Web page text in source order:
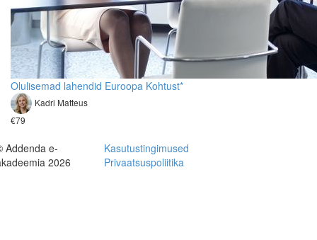
Olulisemad lahendid Euroopa Kohtust*
Kadri Matteus
€79
Addenda e-
2026
Kasutustingimused
Privaatsuspoliitika